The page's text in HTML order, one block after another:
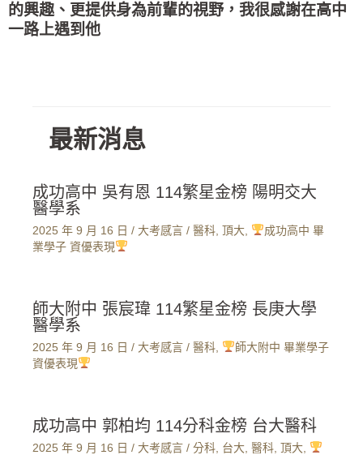
的興趣、更提供身為前輩的視野，我很感謝在高中
一路上遇到他
最新消息
成功高中 吳有恩 114繁星金榜 陽明交大
醫學系
2025 年 9 月 16 日 / 大考感言 / 醫科 頂大
成功高中 畢
業學子 資優表現
師大附中 張宸瑋 114繁星金榜 長庚大學
醫學系
2025 年 9 月 16 日 / 大考感言 / 醫科
師大附中 畢業學子
資優表現
成功高中 郭柏均 114分科金榜 台大醫科
2025 年 9 月 16 日 / 大考感言 / 分科 台大 醫科 頂大